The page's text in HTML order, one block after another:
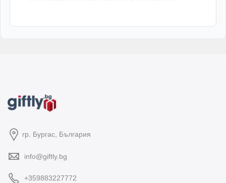
гр. Бургас, България
info@giftly.bg
+359883227772